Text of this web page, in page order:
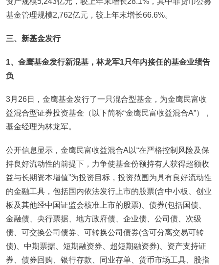
基金管理规模2,762亿元，较上年末增长66.6%。
三、新基金发行
1、金鹰基金发行新混基，林龙军1只年内接任的基金业绩告
负
3月26日，金鹰基金发行了一只混合型基金，为金鹰民富收
益混合型证券投资基金（以下简称“金鹰民富收益混合A”），
基金经理为林龙军。
公开信息显示，金鹰民富收益混合A以“在严格控制风险及保
持良好流动性的前提下，力争使基金份额持有人获得超额收
益与长期资本增值”为投资目标，投资范围为具有良好流动性
的金融工具，包括国内依法发行上市的股票(含中小板、创业
板及其他经中国证监会核准上市的股票)、债券(包括国债、
金融债、央行票据、地方政府债、企业债、公司债、次级
债、可交换公司债券、可转换公司债券(含可分离交易可转
债)、中期票据、短期融资券、超短期融资券)、资产支持证
券、债券回购、银行存款、同业存单、货币市场工具、股指